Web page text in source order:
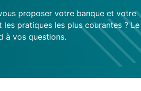
proposer votre banque et votre
pratiques les plus courantes ? Le
à vos questions.